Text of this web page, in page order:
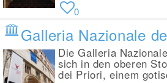
0
Galleria Nazionale
Die Galleria
sich in den oberen
dei Priori, einem